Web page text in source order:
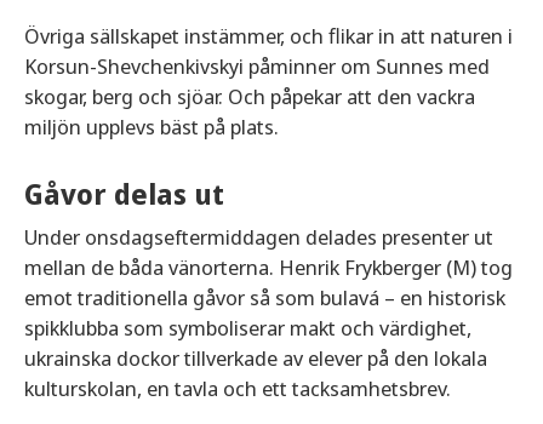
Övriga sällskapet instämmer, och flikar in att naturen i
Korsun-Shevchenkivskyi påminner om Sunnes med
skogar, berg och sjöar. Och påpekar att den vackra
miljön upplevs bäst på plats.
Gåvor delas ut
Under onsdagseftermiddagen delades presenter ut
mellan de båda vänorterna. Henrik Frykberger (M) tog
emot traditionella gåvor så som bulavá – en historisk
spikklubba som symboliserar makt och värdighet,
ukrainska dockor tillverkade av elever på den lokala
kulturskolan, en tavla och ett tacksamhetsbrev.